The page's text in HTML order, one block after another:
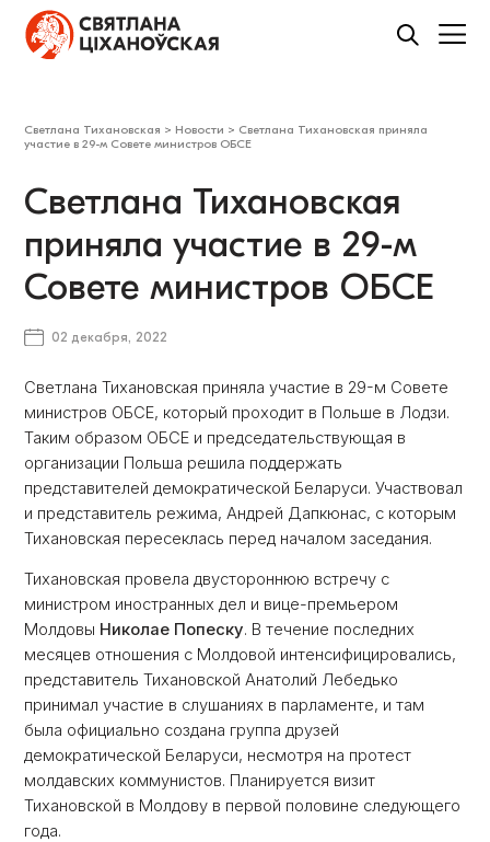
Светлана Тихановская > Новости > Светлана Тихановская приняла
участие в 29-м Совете министров ОБСЕ
Светлана Тихановская
приняла участие в 29-м
Совете министров ОБСЕ
02 декабря, 2022
Светлана Тихановская приняла участие в 29-м Совете
министров ОБСЕ, который проходит в Польше в Лодзи.
Таким образом ОБСЕ и председательствующая в
организации Польша решила поддержать
представителей демократической Беларуси. Участвовал
и представитель режима, Андрей Дапкюнас, с которым
Тихановская пересеклась перед началом заседания.
Тихановская провела двустороннюю встречу с
министром иностранных дел и вице-премьером
Молдовы Николае Попеску. В течение последних
месяцев отношения с Молдовой интенсифицировались,
представитель Тихановской Анатолий Лебедько
принимал участие в слушаниях в парламенте, и там
была официально создана группа друзей
демократической Беларуси, несмотря на протест
молдавских коммунистов. Планируется визит
Тихановской в Молдову в первой половине следующего
года.